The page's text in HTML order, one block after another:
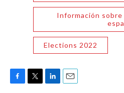
Información
Elections 2022